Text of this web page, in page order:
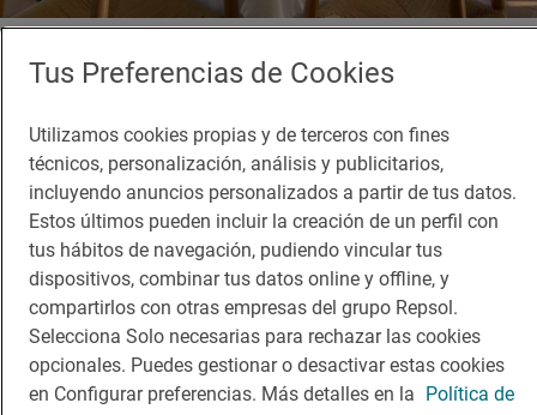
La Gañanía
Tus Preferencias de Cookies
Utilizamos cookies propias y de terceros con fines
técnicos, personalización, análisis y publicitarios,
incluyendo anuncios personalizados a partir de tus datos.
Estos últimos pueden incluir la creación de un perfil con
tus hábitos de navegación, pudiendo vincular tus
dispositivos, combinar tus datos online y offline, y
compartirlos con otras empresas del grupo Repsol.
Selecciona Solo necesarias para rechazar las cookies
opcionales. Puedes gestionar o desactivar estas cookies
en Configurar preferencias. Más detalles en la Política de